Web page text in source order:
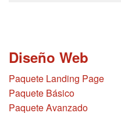
Diseño Web
Paquete Landing Page
Paquete Básico
Paquete Avanzado